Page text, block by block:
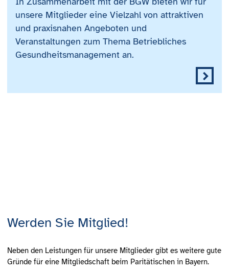
unsere Mitglieder eine Vielzahl von attraktiven
und praxisnahen Angeboten und
Veranstaltungen zum Thema Betriebliches
Gesundheitsmanagement an.
Werden Sie Mitglied!
Neben den Leistungen für unsere Mitglieder gibt es weitere gute
Gründe für eine Mitgliedschaft beim Paritätischen in Bayern.